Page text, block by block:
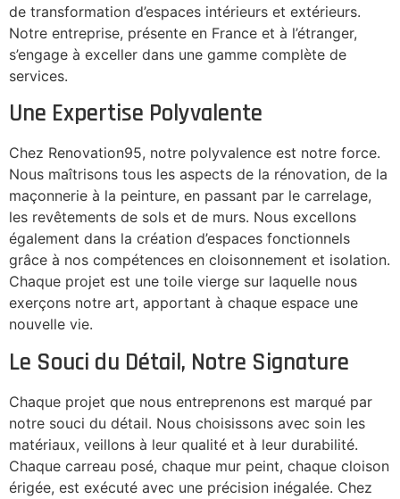
de transformation d’espaces intérieurs et extérieurs.
Notre entreprise, présente en France et à l’étranger,
s’engage à exceller dans une gamme complète de
services.
Une Expertise Polyvalente
Chez Renovation95, notre polyvalence est notre force.
Nous maîtrisons tous les aspects de la rénovation, de la
maçonnerie à la peinture, en passant par le carrelage,
les revêtements de sols et de murs. Nous excellons
également dans la création d’espaces fonctionnels
grâce à nos compétences en cloisonnement et isolation.
Chaque projet est une toile vierge sur laquelle nous
exerçons notre art, apportant à chaque espace une
nouvelle vie.
Le Souci du Détail, Notre Signature
Chaque projet que nous entreprenons est marqué par
notre souci du détail. Nous choisissons avec soin les
matériaux, veillons à leur qualité et à leur durabilité.
Chaque carreau posé, chaque mur peint, chaque cloison
érigée, est exécuté avec une précision inégalée. Chez